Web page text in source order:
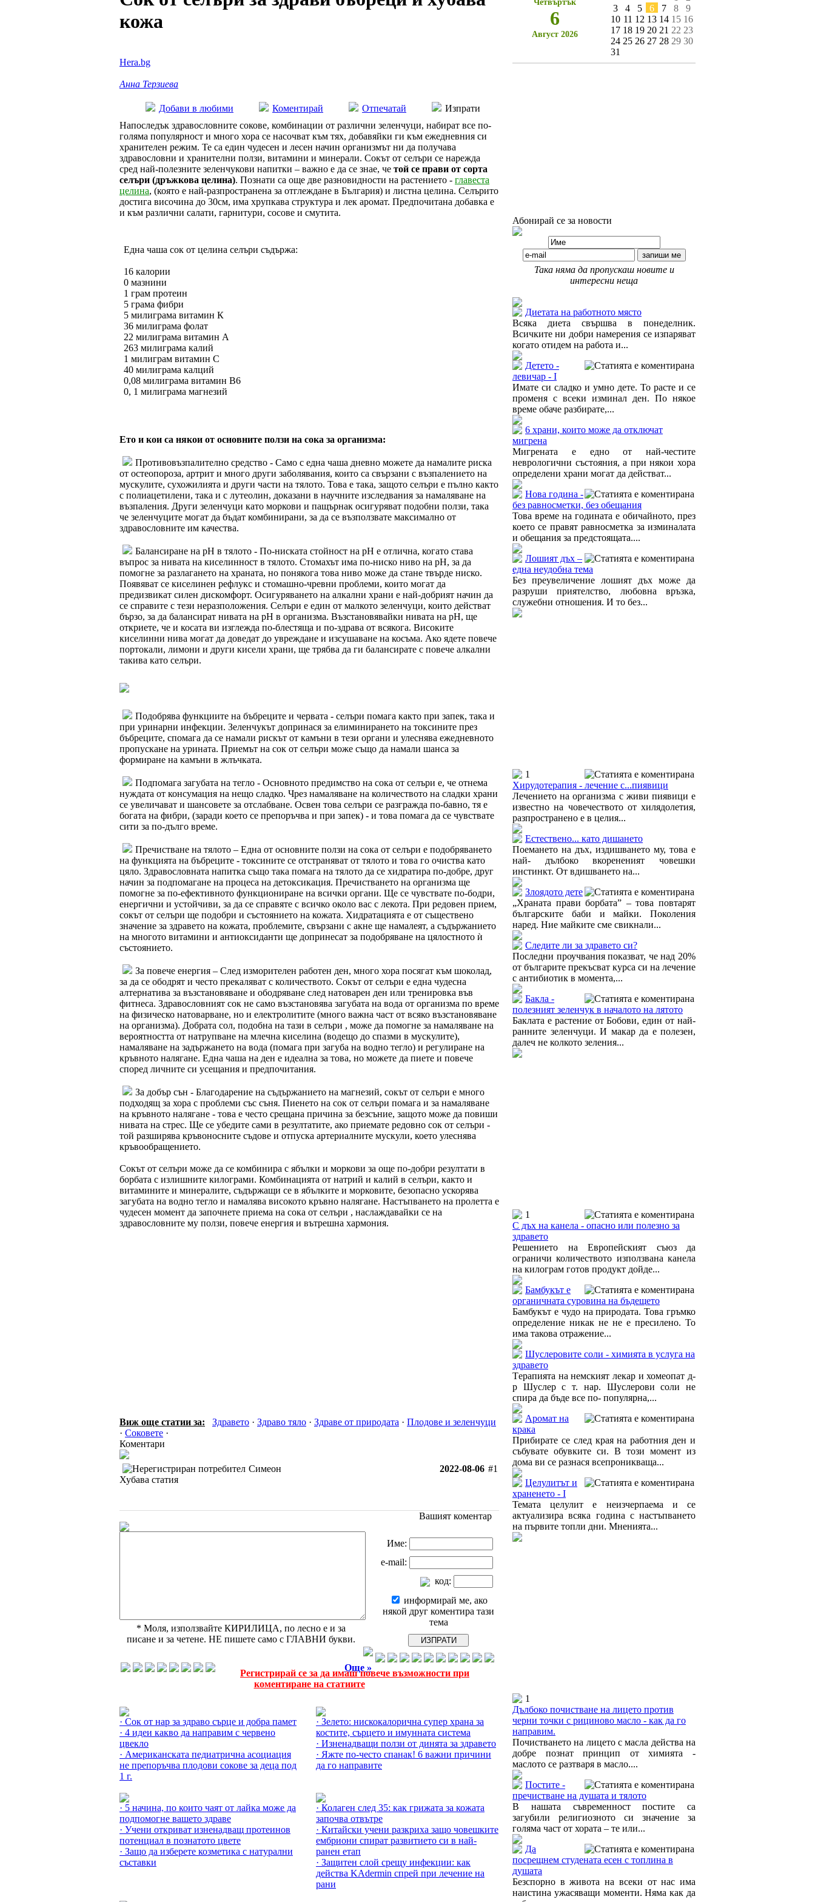
кожа
Hera.bg
Анна Терзиева
Добави в любими Коментирай Отпечатай
Изпрати
Напоследък здравословните сокове, комбинации от различни зеленчуци, набират все по-
голяма популярност и много хора се насочват към тях, добавяйки ги към ежедневния си
хранителен режим. Те са един чудесен и лесен начин организмът ни да получава
здравословни и хранителни ползи, витамини и минерали. Сокът от селъри се нарежда
сред най-полезните зеленчукови напитки – важно е да се знае, че той се прави от сорта
селъри (дръжкова целина). Познати са още две разновидности на растението - главеста
целина, (която е най-разпространена за отглеждане в България) и листна целина. Селърито
достига височина до 30см, има хрупкава структура и лек аромат. Предпочитана добавка е
и към различни салати, гарнитури, сосове и смутита.
Една чаша сок от целина селъри съдържа:
16 калории
0 мазнини
1 грам протеин
5 грама фибри
5 милиграма витамин К
36 милиграма фолат
22 милиграма витамин А
263 милиграма калий
1 милиграм витамин С
40 милиграма калций
0,08 милиграма витамин В6
0, 1 милиграма магнезий
Ето и кои са някои от основните ползи на сока за организма:
Противовъзпалително средство - Само с една чаша дневно можете да намалите риска
от остеопороза, артрит и много други заболявания, които са свързани с възпалението на
мускулите, сухожилията и други части на тялото. Това е така, защото селъри е пълно както
с полиацетилени, така и с лутеолин, доказани в научните изследвания за намаляване на
възпаления. Други зеленчуци като моркови и пащърнак осигуряват подобни ползи, така
че зеленчуците могат да бъдат комбинирани, за да се възползвате максимално от
здравословните им качества.
Балансиране на рН в тялото - По-ниската стойност на рН е отлична, когато става
въпрос за нивата на киселинност в тялото. Стомахът има по-ниско ниво на рН, за да
помогне за разлагането на храната, но понякога това ниво може да стане твърде ниско.
Появяват се киселинен рефлукс и стомашно-чревни проблеми, които могат да
предизвикат силен дискомфорт. Осигуряването на алкални храни е най-добрият начин да
се справите с тези неразположения. Селъри е един от малкото зеленчуци, които действат
бързо, за да балансират нивата на рН в организма. Възстановявайки нивата на рН, ще
откриете, че и косата ви изглежда по-блестяща и по-здрава от всякога. Високите
киселинни нива могат да доведат до увреждане и изсушаване на косъма. Ако ядете повече
портокали, лимони и други кисели храни, ще трябва да ги балансирате с повече алкални
такива като селъри.
Подобрява функциите на бъбреците и червата - селъри помага както при запек, така и
при уринарни инфекции. Зеленчукът допринася за елиминирането на токсините през
бъбреците, спомага да се намали рискът от камъни в тези органи и улеснява ежедневното
пропускане на урината. Приемът на сок от селъри може също да намали шанса за
формиране на камъни в жлъчката.
Подпомага загубата на тегло - Основното предимство на сока от селъри е, че отнема
нуждата от консумация на нещо сладко. Чрез намаляване на количеството на сладки храни
се увеличават и шансовете за отслабване. Освен това селъри се разгражда по-бавно, тя е
богата на фибри, (заради което се препоръчва и при запек) - и това помага да се чувствате
сити за по-дълго време.
Пречистване на тялото – Една от основните ползи на сока от селъри е подобряването
на функцията на бъбреците - токсините се отстраняват от тялото и това го очиства като
цяло. Здравословната напитка също така помага на тялото да се хидратира по-добре, друг
начин за подпомагане на процеса на детоксикация. Пречистването на организма ще
помогне за по-ефективното функциониране на всички органи. Ще се чувствате по-бодри,
енергични и устойчиви, за да се справяте с всичко около вас с лекота. При редовен прием,
сокът от селъри ще подобри и състоянието на кожата. Хидратацията е от съществено
значение за здравето на кожата, проблемите, свързани с акне ще намалеят, а съдържанието
на многото витамини и антиоксиданти ще допринесат за подобряване на цялостното ѝ
състоянието.
За повече енергия – След изморителен работен ден, много хора посягат към шоколад,
за да се ободрят и често прекаляват с количеството. Сокът от селъри е една чудесна
алтернатива за възстановяване и ободряване след натоварен ден или тренировка във
фитнеса. Здравословният сок не само възстановява загубата на вода от организма по време
на физическо натоварване, но и електролитите (много важна част от всяко възстановяване
на организма). Добрата сол, подобна на тази в селъри , може да помогне за намаляване на
вероятността от натрупване на млечна киселина (водещо до спазми в мускулите),
намаляване на задържането на вода (помага при загуба на водно тегло) и регулиране на
кръвното налягане. Една чаша на ден е идеална за това, но можете да пиете и повече
според личните си усещания и предпочитания.
За добър сън - Благодарение на съдържанието на магнезий, сокът от селъри е много
подходящ за хора с проблеми със съня. Пиенето на сок от селъри помага и за намаляване
на кръвното налягане - това е често срещана причина за безсъние, защото може да повиши
нивата на стрес. Ще се убедите сами в резултатите, ако приемате редовно сок от селъри -
той разширява кръвоносните съдове и отпуска артериалните мускули, което улеснява
кръвообращението.
Сокът от селъри може да се комбинира с ябълки и моркови за още по-добри резултати в
борбата с излишните килограми. Комбинацията от натрий и калий в селъри, както и
витамините и минералите, съдържащи се в ябълките и морковите, безопасно ускорява
загубата на водно тегло и намалява високото кръвно налягане. Настъпването на пролетта е
чудесен момент да започнете приема на сока от селъри , наслаждавайки се на
здравословните му ползи, повече енергия и вътрешна хармония.
Виж още статии за: Здравето · Здраво тяло · Здраве от природата · Плодове и зеленчуци
· Соковете ·
Коментари
2022-08-06 #1
Симеон
Хубава статия
Вашият коментар
* Моля, използвайте КИРИЛИЦА, по лесно е и за
писане и за четене. НЕ пишете само с ГЛАВНИ букви.
Име:
e-mail:
код:
информирай ме, ако
някой друг коментира тази
тема
Още »
Регистрирай се за да имаш повече възможности при
коментиране на статиите
· Сок от нар за здраво сърце и добра памет
· 4 идеи какво да направим с червено
цвекло
· Американската педиатрична асоциация
не препоръчва плодови сокове за деца под
1 г.
· Зелето: нискокалорична супер храна за
костите, сърцето и имунната система
· Изненадващи ползи от динята за здравето
· Яжте по-често спанак! 6 важни причини
да го направите
· 5 начина, по които чаят от лайка може да
подпомогне вашето здраве
· Учени откриват изненадващ протеинов
потенциал в познатото цвете
· Защо да изберете козметика с натурални
съставки
· Колаген след 35: как грижата за кожата
започва отвътре
· Китайски учени разкриха защо човешките
ембриони спират развитието си в най-
ранен етап
· Защитен слой срещу инфекции: как
действа KAdermin спрей при лечение на
рани
Четвъртък
6
Август 2026
3
4 5 6 7 8
9
10 11 12 13 14 15 16
17 18 19 20 21 22 23
24 25 26 27 28 29 30
31
Абонирай се за новости
Така няма да пропускаш новите и
интересни неща
Диетата на работното място
Всяка диета свършва в понеделник.
Всичките ни добри намерения се изпаряват
когато отидем на работа и...
Детето -
левичар - I
Имате си сладко и умно дете. То расте и се
променя с всеки изминал ден. По някое
време обаче разбирате,...
6 храни, които може да отключат
мигрена
Мигрената е едно от най-честите
неврологични състояния, а при някои хора
определени храни могат да действат...
Нова година -
без равносметки, без обещания
Това време на годината е обичайното, през
което се правят равносметка за изминалата
и обещания за предстоящата....
Лошият дъх –
една неудобна тема
Без преувеличение лошият дъх може да
разруши приятелство, любовна връзка,
служебни отношения. И то без...
1
Хирудотерапия - лечение с...пиявици
Лечението на организма с живи пиявици е
известно на човечеството от хилядолетия,
разпространено е в целия...
Естествено... като дишането
Поемането на дъх, издишването му, това е
най- дълбоко вкорененият човешки
инстинкт. От вдишването на...
Злоядото дете
„Храната прави борбата” – това повтарят
българските баби и майки. Поколения
наред. Ние майките сме свикнали...
Следите ли за здравето си?
Последни проучвания показват, че над 20%
от българите прекъсват курса си на лечение
с антибиотик в момента,...
Бакла -
полезният зеленчук в началото на лятото
Баклата е растение от Бобови, един от най-
ранните зеленчуци. И макар да е полезен,
далеч не колкото зеления...
1
С дъх на канела - опасно или полезно за
здравето
Решението на Европейският съюз да
ограничи количеството използвана канела
на килограм готов продукт дойде...
Бамбукът е
органичната суровина на бъдещето
Бамбукът е чудо на природата. Това гръмко
определение никак не не е пресилено. То
има такова отражение...
Шуслеровите соли - химията в услуга на
здравето
Tерапията на немският лекар и хомеопат д-
р Шуслер с т. нар. Шуслерови соли не
спира да бъде все по- популярна,...
Аромат на
крака
Прибирате се след края на работния ден и
събувате обувките си. В този момент из
дома ви се разнася всепроникваща...
Целулитът и
храненето - I
Темата целулит е неизчерпаема и се
актуализира всяка година с настъпването
на първите топли дни. Мненията...
1
Дълбоко почистване на лицето против
черни точки с рициново масло - как да го
направим.
Почистването на лицето с масла действа на
добре познат принцип от химията -
маслото се разтваря в масло....
Постите -
пречистване на душата и тялото
В нашата съвременност постите са
загубили религиозното си значение за
голяма част от хората – те или...
Да
посрещнем студената есен с топлина в
душата
Безспорно в живота на всеки от нас има
наистина ужасяващи моменти. Няма как да